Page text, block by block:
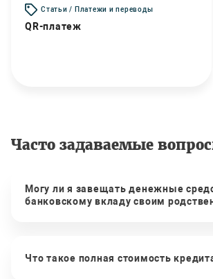
Статьи / Платежи и переводы
QR-платеж
Часто задаваемые
Могу ли я завещать денежные
банковскому вкладу своим
Что такое полная стоимость